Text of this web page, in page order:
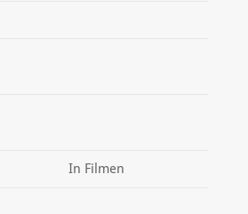
In Filmen